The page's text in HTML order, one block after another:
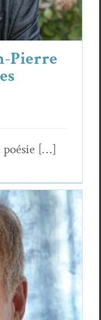
Pierre
poésie […]
dans la